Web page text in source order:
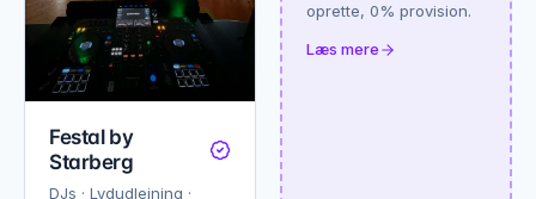
Festal by
Starberg
DJs · Lydudlejning ·
oprette, 0% provision.
Læs mere